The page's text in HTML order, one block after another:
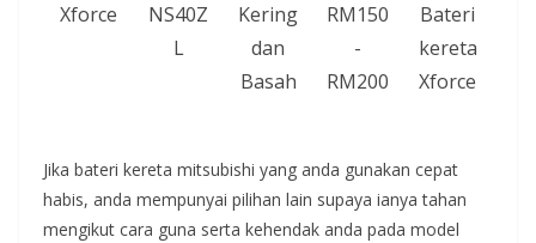
Xforce
NS40Z
L
Kering
dan
Basah
RM150
-
RM200
Bateri
kereta
Xforce
Jika bateri kereta mitsubishi yang anda gunakan cepat
habis, anda mempunyai pilihan lain supaya ianya tahan
mengikut cara guna serta kehendak anda pada model